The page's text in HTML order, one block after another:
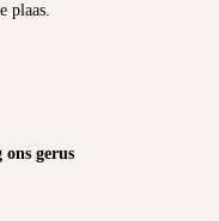
plaas.
gerus